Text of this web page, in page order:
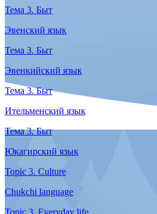
Тема 2. Работа
Саамский язык
Тема 2. Работа
Корякский язык
Тема 2. Работа
Юкагирский язык
Тема 2. Работа
Эвенский язык
Тема 2. Работа
Эвенкийский язык
Тема 2. Работа